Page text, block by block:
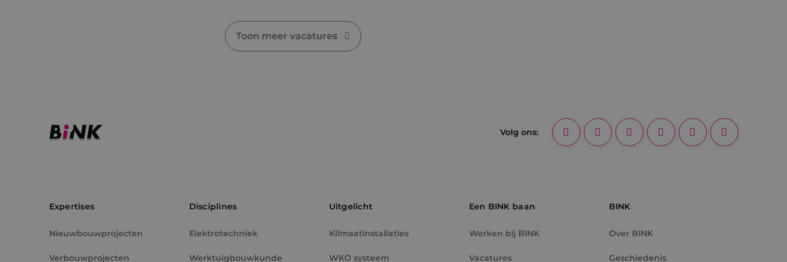
Toon meer vacatures
Volg ons:
Expertises
Nieuwbouwprojecten
Verbouwprojecten
Disciplines
Elektrotechniek
Werktuigbouwkunde
Uitgelicht
Klimaatinstallaties
WKO systeem
Een BINK baan
Werken bij BINK
Vacatures
BINK
Over BINK
Geschiedenis